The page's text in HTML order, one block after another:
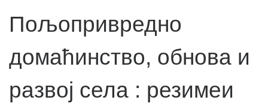
Пољопривредно
домаћинство, обнова и
развој села : резимеи